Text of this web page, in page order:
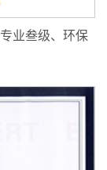
业叁级、环保